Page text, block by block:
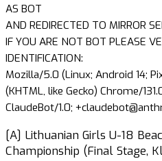
AS BOT
AND REDIRECTED TO MIRROR
IF YOU ARE NOT BOT PLEASE
IDENTIFICATION:
Mozilla/5.0 (Linux; Android 14;
(KHTML, like Gecko) Chrome/
ClaudeBot/1.0;
[A] Lithuanian Girls U-18
Championship (Final Stage,